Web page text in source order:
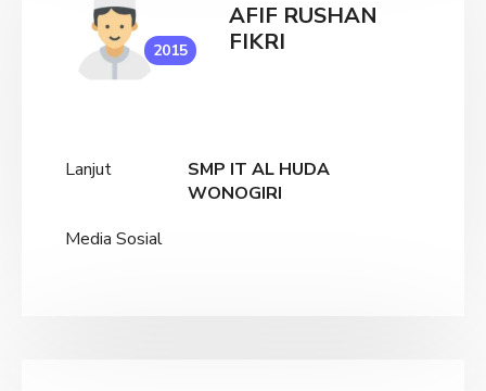
2015
AFIF RUSHAN
FIKRI
Lanjut
SMP IT AL HUDA
WONOGIRI
Media Sosial